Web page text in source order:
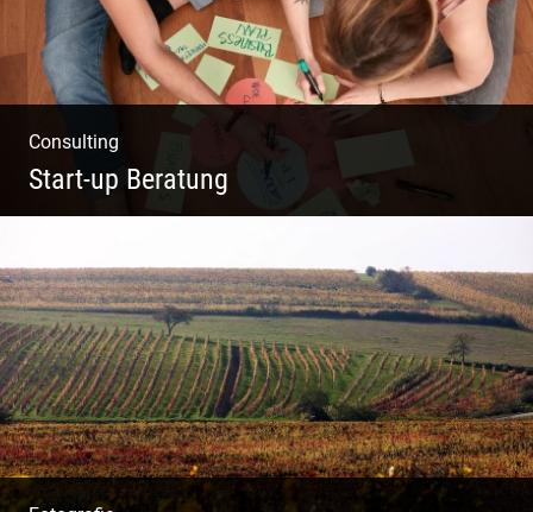
Consulting
Start-up Beratung
weißt nicht, wo du beginnen sollst?